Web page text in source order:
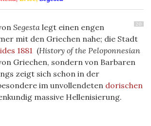
20
Segesta legt einen engen
mit den Griechen nahe; die Stadt
1881 (History of the Peloponnesian
Griechen, sondern von Barbaren
zeigt sich schon in der
im unvollendeten dorischen
massive Hellenisierung.